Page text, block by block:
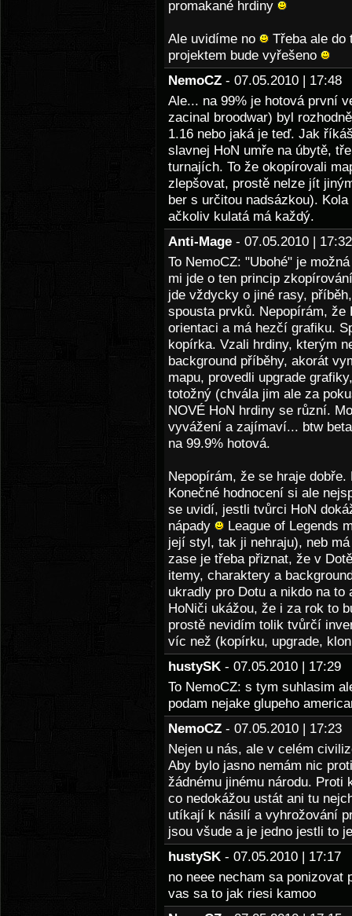
promakané hrdiny
Ale uvidíme no
Třeba ale do
projektem bude vyřešeno
NemoCZ - 07.05.2010 |
Ale... na 99% je hotová první
zacinal broodwar) byl
1.16 nebo jaká je teď. Jak
slavnej HoN umře na úbytě,
turnajích. To že okopírovali
zlepšovat, prostě nelze jít
ber s určitou nadsázkou).
ačkoliv kulatá má každý.
Anti-Mage - 07.05.2010 |
To NemoCZ: "Ubohé" je
mi jde o ten princip
jde vždycky o jiné rasy,
spousta prvků. Nepopírám,
orientaci a má hezčí grafiku.
kopírka. Vzali hrdiny, kterým
background příběhy, akorát
mapu, provedli upgrade
totožný (chvála jim ale za
NOVÉ HoN hrdiny se různí.
vyvážení a zajímaví... btw
na 99.9% hotová.
Nepopírám, že se hraje
Konečné hodnocení si ale
se uvidí, jestli tvůrci HoN
nápady
League of Legends
její styl, tak ji nehraju), neb
zase je třeba přiznat, že v
itemy, charaktery a
ukradly pro Dotu a nikdo na to
HoNiči ukážou, že i za rok to
prostě nevidím tolik tvůrčí
víc než (kopírku, upgrade,
hustySK - 07.05.2010 | 17:29
To NemoCZ: s tym suhlasim
podam nejake glupeho
NemoCZ - 07.05.2010 |
Nejen u nás, ale v celém
Aby bylo jasno nemám nic
žádnému jinému národu. Proti
co nedokážou ustát ani tu
utíkají k násilí a vyhrožování
jsou všude a je jedno jestli to
hustySK - 07.05.2010 | 17:17
no neee necham sa ponizovat
vas sa to jak riesi kamoo